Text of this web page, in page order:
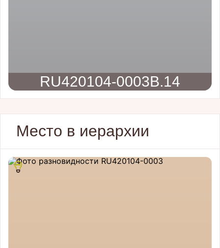
RU420104-0003B.14
Место в иерархии